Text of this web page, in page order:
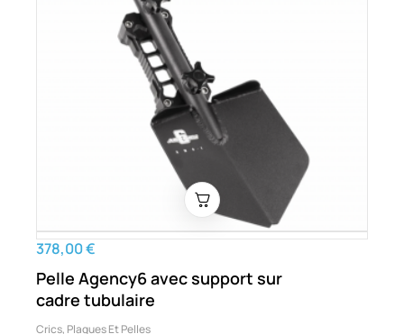
378,00 €
Pelle Agency6 avec support sur
cadre tubulaire
Crics, Plaques Et Pelles